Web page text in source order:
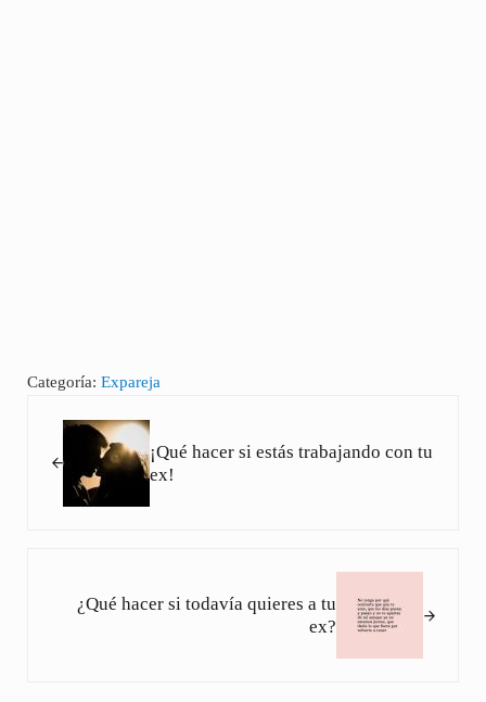
Categoría: Expareja
¡Qué hacer si estás trabajando con tu
ex!
¿Qué hacer si todavía quieres a tu
ex?